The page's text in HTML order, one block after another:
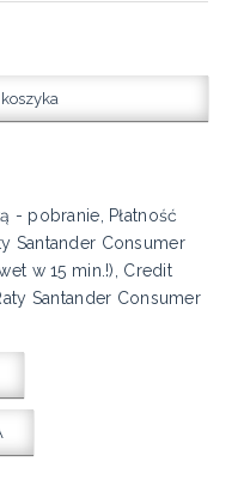
- pobranie, Płatność
Santander Consumer
w 15 min.!), Credit
Santander Consumer